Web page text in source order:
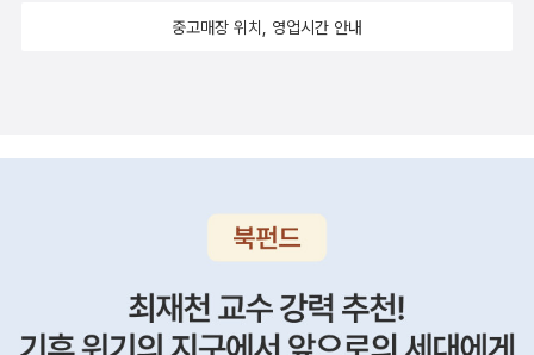
중고매장 위치, 영업시간 안내